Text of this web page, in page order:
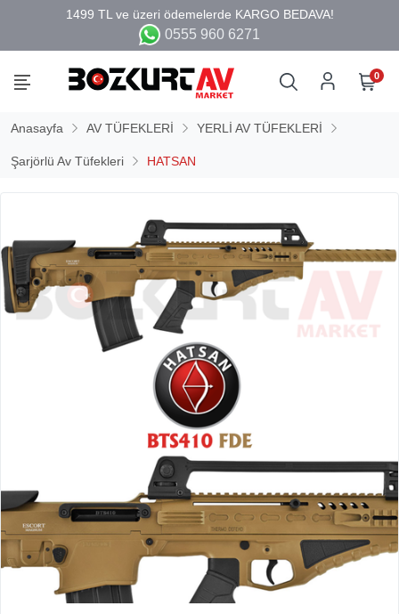
0555 960 6271
0
Anasayfa AV TÜFEKLERİ YERLİ AV TÜFEKLERİ
Şarjörlü Av Tüfekleri HATSAN